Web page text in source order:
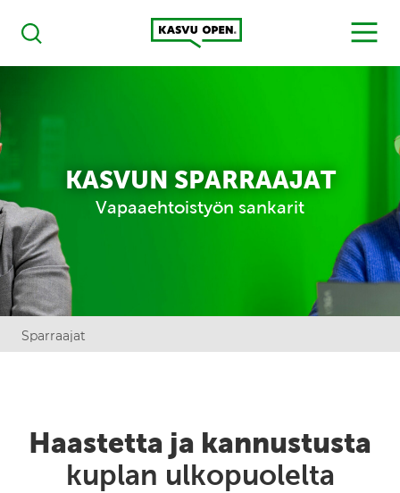
Haku
Kasvu Open
MENU
KASVUN SPARRAAJAT
Vapaaehtoistyön sankarit
Sparraajat
Haastetta ja kannustusta
kuplan ulkopuolelta